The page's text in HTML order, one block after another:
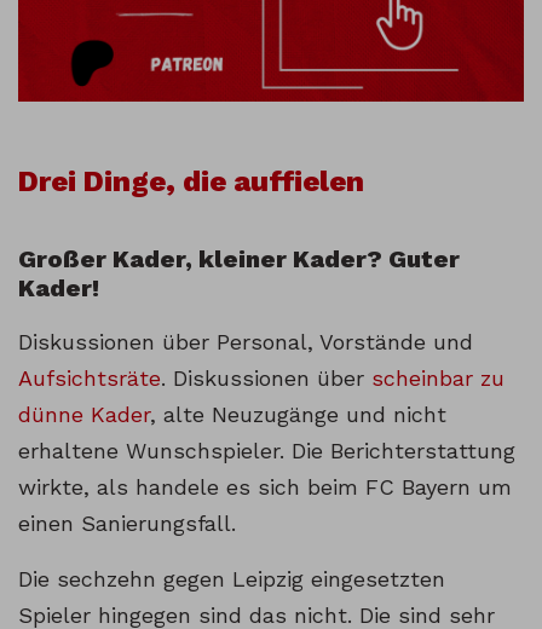
Drei Dinge, die auffielen
Großer Kader, kleiner Kader? Guter
Kader!
Diskussionen über Personal, Vorstände und
Aufsichtsräte. Diskussionen über scheinbar zu
dünne Kader, alte Neuzugänge und nicht
erhaltene Wunschspieler. Die Berichterstattung
wirkte, als handele es sich beim FC Bayern um
einen Sanierungsfall.
Die sechzehn gegen Leipzig eingesetzten
Spieler hingegen sind das nicht. Die sind sehr